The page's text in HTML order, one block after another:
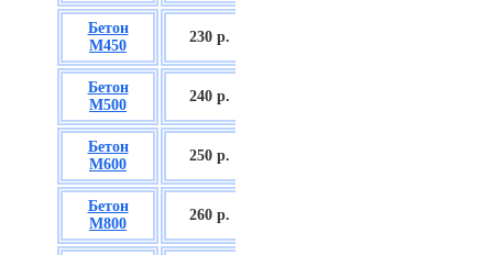
Бетон
М450
230 р.
Бетон
М500
240 р.
Бетон
М600
250 р.
Бетон
М800
260 р.